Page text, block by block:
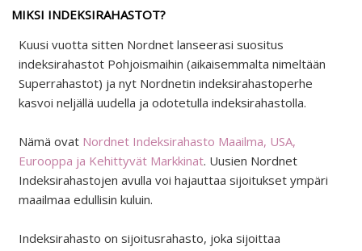
MIKSI INDEKSIRAHASTOT?
Kuusi vuotta sitten Nordnet lanseerasi suositus
indeksirahastot Pohjoismaihin (aikaisemmalta nimeltään
Superrahastot) ja nyt Nordnetin indeksirahastoperhe
kasvoi neljällä uudella ja odotetulla indeksirahastolla.
Nämä ovat Nordnet Indeksirahasto Maailma, USA,
Eurooppa ja Kehittyvät Markkinat. Uusien Nordnet
Indeksirahastojen avulla voi hajauttaa sijoitukset ympäri
maailmaa edullisin kuluin.
Indeksirahasto on sijoitusrahasto, joka sijoittaa